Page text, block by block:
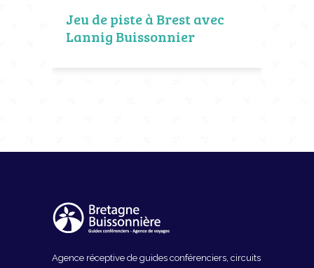
Jeu de piste à Brest avec
Lannig Buissonnier
Agence réceptive de guides conférenciers, circuits